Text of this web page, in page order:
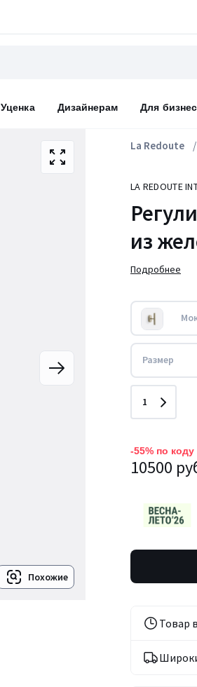
Уценка Дизайнерам Для
Похожие
La Redoute
LA REDOUTE
из
Подробнее
Размер
Количество
1
-55% по коду
10500
Товар